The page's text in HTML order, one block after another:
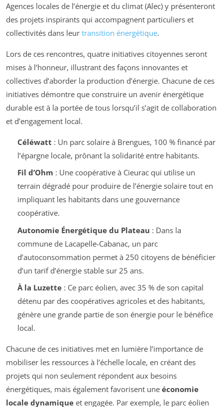
Agences locales de l’énergie et du climat (Alec) y présenteront
des projets inspirants qui accompagnent particuliers et
collectivités dans leur transition énergétique.
Lors de ces rencontres, quatre initiatives citoyennes seront
mises à l’honneur, illustrant des façons innovantes et
collectives d’aborder la production d’énergie. Chacune de ces
initiatives démontre que construire un avenir énergétique
durable est à la portée de tous lorsqu’il s’agit de collaboration
et d’engagement local.
Céléwatt : Un parc solaire à Brengues, 100 % financé par
l’épargne locale, prônant la solidarité entre habitants.
Fil d’Ohm : Une coopérative à Cieurac qui utilise un
terrain dégradé pour produire de l’énergie solaire tout en
impliquant les habitants dans une gouvernance
coopérative.
Autonomie Énergétique du Plateau : Dans la
commune de Lacapelle-Cabanac, un parc
d’autoconsommation permet à 250 citoyens de bénéficier
d’un tarif d’énergie stable sur 25 ans.
À la Luzette: Ce parc éolien, avec 35 % de son capital
détenu par des coopératives agricoles et des habitants,
génère une grande partie de son énergie pour le bénéfice
local.
Chacune de ces initiatives met en lumière l’importance de
mobiliser les ressources à l’échelle locale, en créant des
projets qui non seulement répondent aux besoins
énergétiques, mais également favorisent une économie
locale dynamique et engagée. Par exemple, le parc éolien